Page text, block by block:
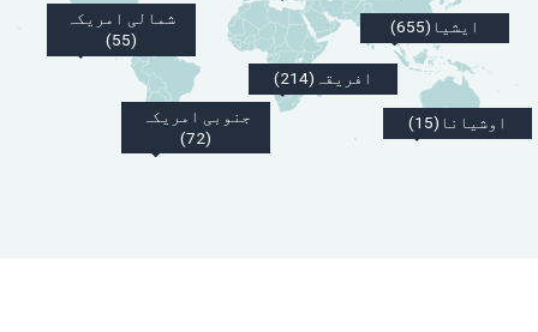
شمالی امریکہ
(55)
اوشیانا(15)
افریقہ(214)
جنوبی امریکہ
(72)
ایشیا(655)